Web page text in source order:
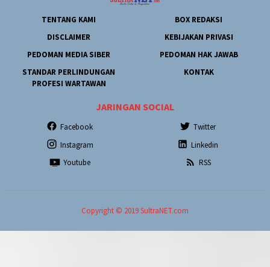
TENTANG KAMI
BOX REDAKSI
DISCLAIMER
KEBIJAKAN PRIVASI
PEDOMAN MEDIA SIBER
PEDOMAN HAK JAWAB
STANDAR PERLINDUNGAN
PROFESI WARTAWAN
KONTAK
JARINGAN SOCIAL
Facebook
Twitter
Instagram
Linkedin
Youtube
RSS
Copyright © 2019 SultraNET.com